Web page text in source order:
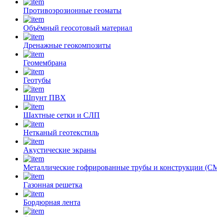
Противоэрозионные геоматы
Объёмный геосотовый материал
Дренажные геокомпозиты
Геомембрана
Геотубы
Шпунт ПВХ
Шахтные сетки и СЛП
Нетканый геотекстиль
Акустические экраны
Металлические гофрированные трубы и конструкции
Газонная решетка
Бордюрная лента